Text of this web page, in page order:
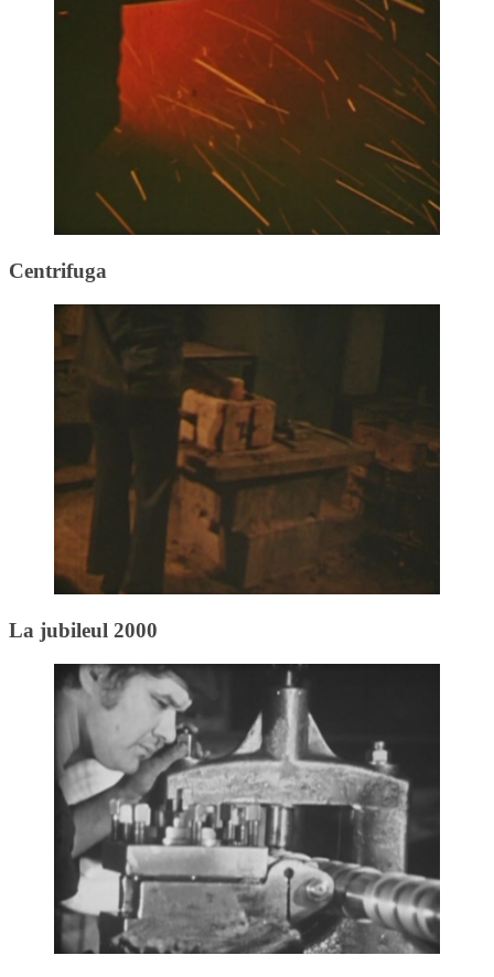
Centrifuga
La jubileul 2000